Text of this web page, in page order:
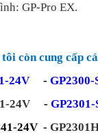
GP-Pro EX.
còn cung cấp
24V - GP2300-
24V -
24V -